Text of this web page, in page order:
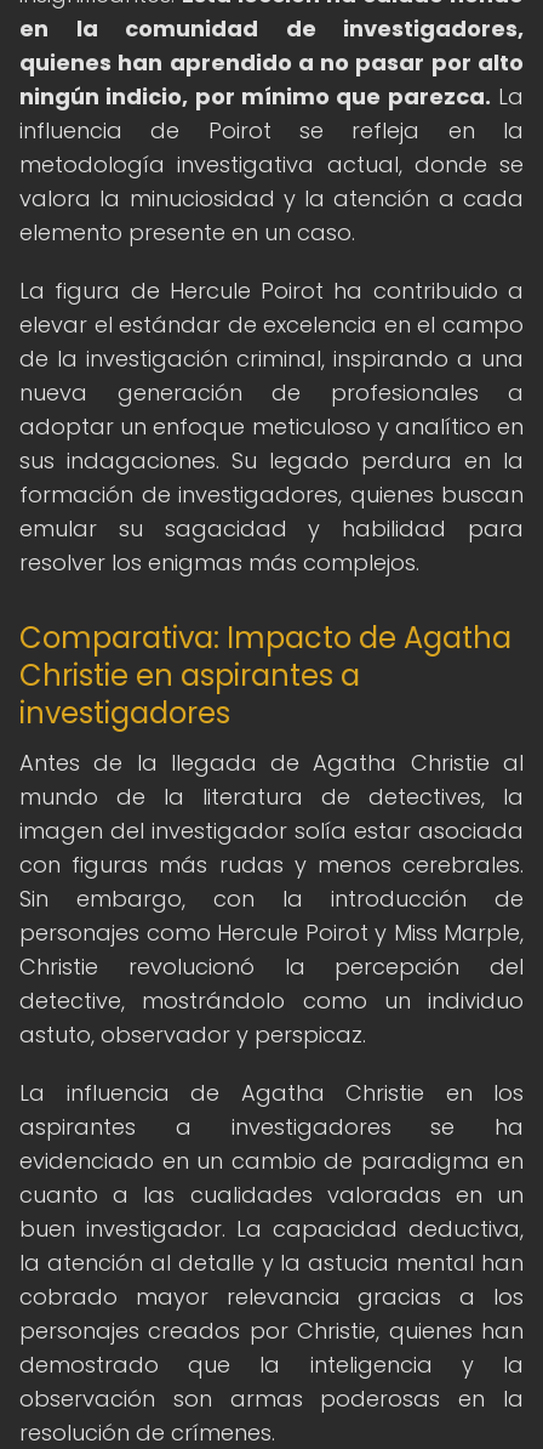
en la comunidad de investigadores,
quienes han aprendido a no pasar por alto
ningún indicio, por mínimo que parezca. La
influencia de Poirot se refleja en la
metodología investigativa actual, donde se
valora la minuciosidad y la atención a cada
elemento presente en un caso.
La figura de Hercule Poirot ha contribuido a
elevar el estándar de excelencia en el campo
de la investigación criminal, inspirando a una
nueva generación de profesionales a
adoptar un enfoque meticuloso y analítico en
sus indagaciones. Su legado perdura en la
formación de investigadores, quienes buscan
emular su sagacidad y habilidad para
resolver los enigmas más complejos.
Comparativa: Impacto de Agatha
Christie en aspirantes a
investigadores
Antes de la llegada de Agatha Christie al
mundo de la literatura de detectives, la
imagen del investigador solía estar asociada
con figuras más rudas y menos cerebrales.
Sin embargo, con la introducción de
personajes como Hercule Poirot y Miss Marple,
Christie revolucionó la percepción del
detective, mostrándolo como un individuo
astuto, observador y perspicaz.
La influencia de Agatha Christie en los
aspirantes a investigadores se ha
evidenciado en un cambio de paradigma en
cuanto a las cualidades valoradas en un
buen investigador. La capacidad deductiva,
la atención al detalle y la astucia mental han
cobrado mayor relevancia gracias a los
personajes creados por Christie, quienes han
demostrado que la inteligencia y la
observación son armas poderosas en la
resolución de crímenes.